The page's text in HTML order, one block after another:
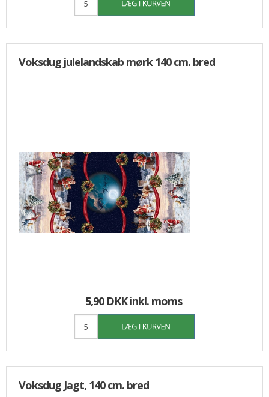
Voksdug julelandskab mørk 140 cm. bred
5,90 DKKinkl. moms
Voksdug Jagt, 140 cm. bred